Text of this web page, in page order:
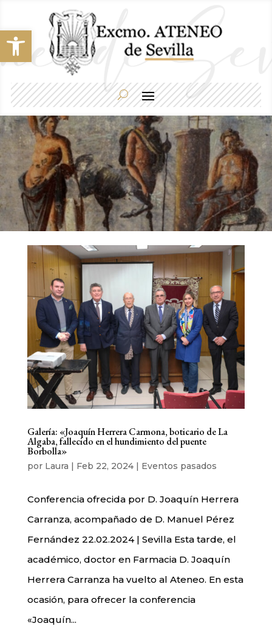
Abrir barra de herramientas
Galería: «Joaquín Herrera Carmona, boticario de La
Algaba, fallecido en el hundimiento del puente
Borbolla»
por Laura | Feb 22, 2024| Eventos pasados
Conferencia ofrecida por D. Joaquín Herrera
Carranza, acompañado de D. Manuel Pérez
Fernández 22.02.2024 | Sevilla Esta tarde, el
académico, doctor en Farmacia D. Joaquín
Herrera Carranza ha vuelto al Ateneo. En esta
ocasión, para ofrecer la conferencia
«Joaquín...